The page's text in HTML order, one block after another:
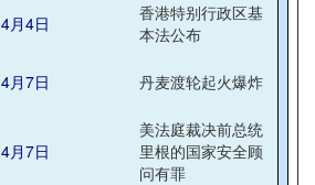
4月4日
香港特别行政区基
本法公布
4月7日 丹麦渡轮起火爆炸
4月7日
美法庭裁决前总统
里根的国家安全顾
问有罪